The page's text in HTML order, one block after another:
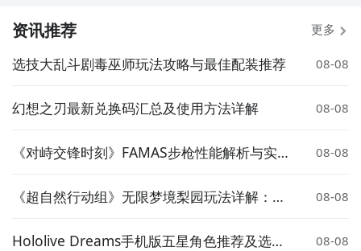
资讯推荐 更多
选技大乱斗剧毒巫师玩法攻略与最佳配装推荐 08-08
幻想之刃最新兑换码汇总及使用方法详解 08-08
《对峙交锋时刻》FAMAS步枪性能解析与实
08-08
《超自然行动组》无限梦境梨园玩法详解：全
08-08
Hololive Dreams手机版五星角色推荐及选择
08-08